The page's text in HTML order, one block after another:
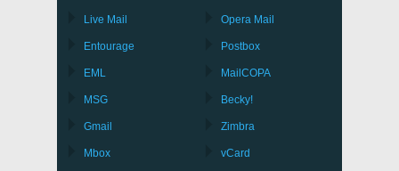
Live Mail
Entourage
EML
MSG
Gmail
Mbox
Opera Mail
Postbox
MailCOPA
Becky!
Zimbra
vCard